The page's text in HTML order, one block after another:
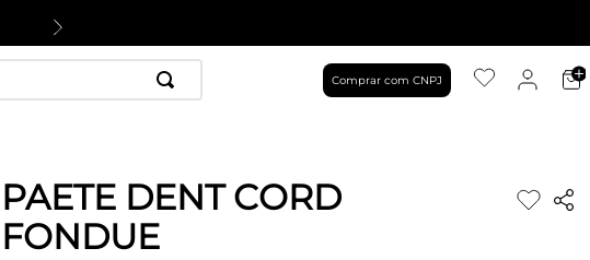
Comprar com CNPJ
PAETE DENT CORD
FONDUE